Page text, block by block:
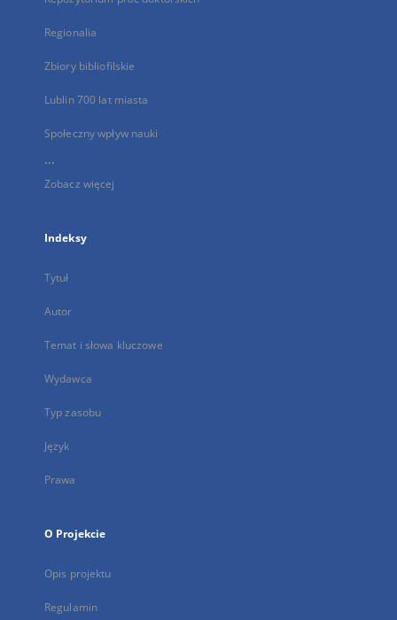
Regionalia
Zbiory bibliofilskie
Lublin 700 lat miasta
Społeczny wpływ nauki
...
Zobacz więcej
Indeksy
Tytuł
Autor
Temat i słowa kluczowe
Wydawca
Typ zasobu
Język
Prawa
O Projekcie
Opis projektu
Regulamin